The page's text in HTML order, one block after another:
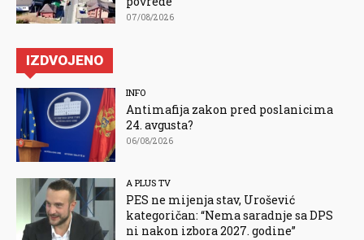
07/08/2026
IZDVOJENO
INFO
Antimafija zakon pred poslanicima
24. avgusta?
06/08/2026
A PLUS TV
PES ne mijenja stav, Urošević
kategoričan: “Nema saradnje sa DPS
ni nakon izbora 2027. godine”